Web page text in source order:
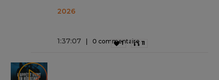
2026
1:37:07 0 commentaire
1 11